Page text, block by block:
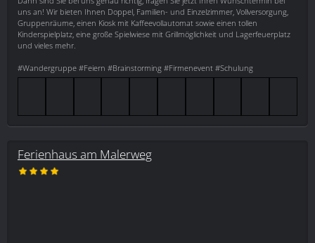
uns an! Wir bieten Ihnen Doppel, Familien- und Einzelzimmer, Vollversorgung,
Gruppenräume, einen Kiosk mit Kaffeevollautomat sowie einen tollen
Kinderspielplatz, eine große Spielwiese mit Grillmöglichkeit und Lagerfeuerplatz
und vieles mehr.
#Wandergruppe #Feiern #Brainstorming #Firmenevent #Schulung
Ferienhaus am Malerweg